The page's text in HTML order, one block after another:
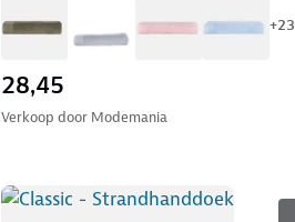
+23
28,45
Verkoop door Modemania